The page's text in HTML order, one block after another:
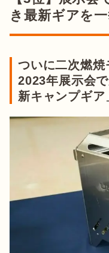
き最新ギアを一
ついに二次燃
2023年展示会
新キャンプギア